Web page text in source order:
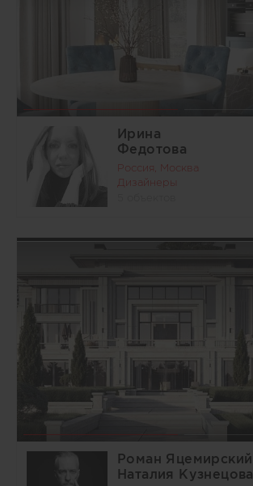
Ирина
Федотова
Россия, Москва
Дизайнеры
Роман Яцемирский
Наталия Кузнецова